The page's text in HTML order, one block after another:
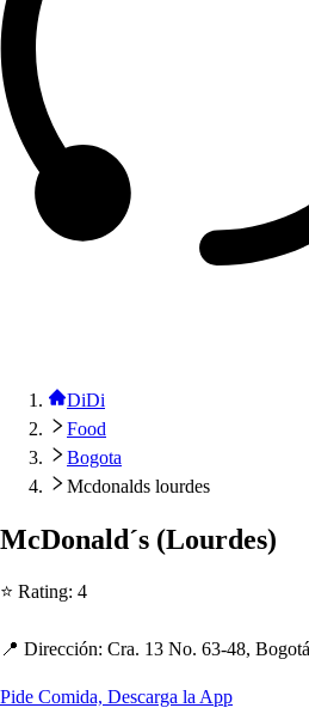
DiDi
Food
Bogota
Mcdonalds lourdes
McDonald´s (Lourdes)
⭐ Rating: 4
📍 Dirección: Cra. 13 No. 63-48, Bogot
Pide Comida, Descarga la App